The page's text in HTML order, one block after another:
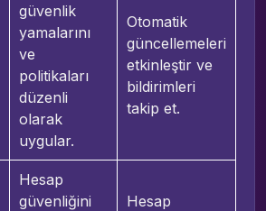
güvenlik
yamalarını
ve
politikaları
düzenli
olarak
uygular.
Otomatik
güncellemeleri
etkinleştir ve
bildirimleri
takip et.
Hesap
güvenliğini
Hesap